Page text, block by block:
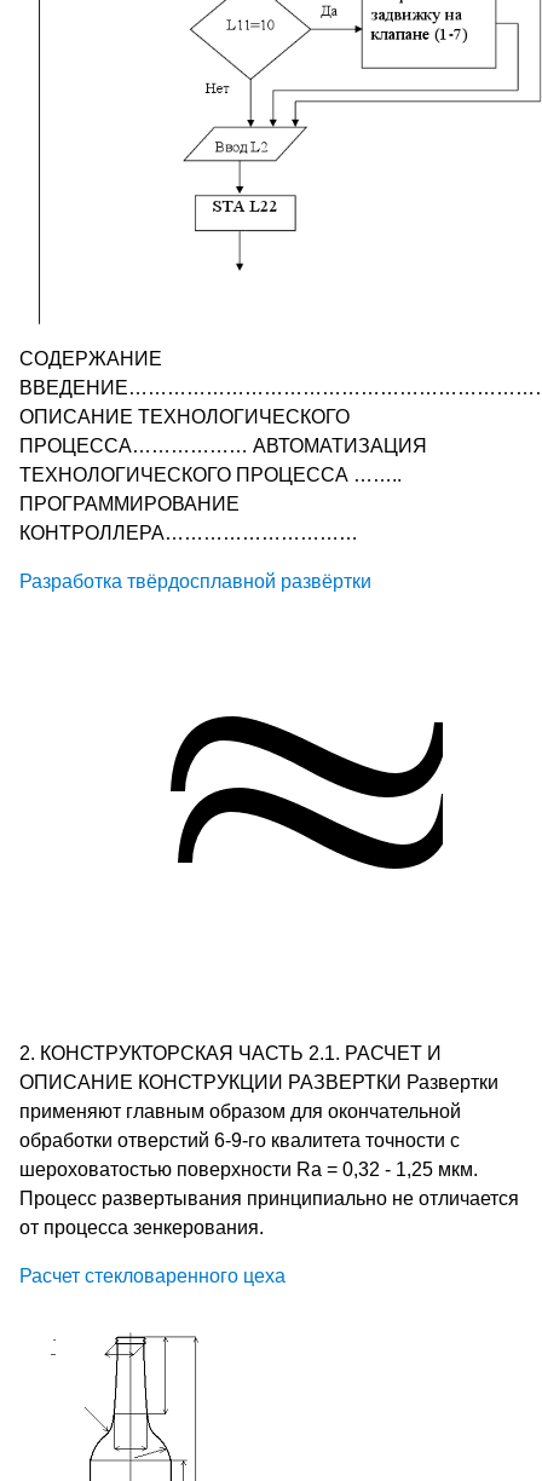
СОДЕРЖАНИЕ
ОПИСАНИЕ ТЕХНОЛОГИЧЕСКОГО
ПРОЦЕССА……………… АВТОМАТИЗАЦИЯ
ТЕХНОЛОГИЧЕСКОГО ПРОЦЕССА ……..
ПРОГРАММИРОВАНИЕ
КОНТРОЛЛЕРА…………………………
Разработка твёрдосплавной развёртки
2. КОНСТРУКТОРСКАЯ ЧАСТЬ 2.1. РАСЧЕТ И
ОПИСАНИЕ КОНСТРУКЦИИ РАЗВЕРТКИ Развертки
применяют главным образом для окончательной
обработки отверстий 6-9-го квалитета точности с
шерохо­ватостью поверхности Ra = 0,32 - 1,25 мкм.
Процесс разверты­вания принципиально не отличается
от процесса зенкерования.
Расчет стекловаренного цеха